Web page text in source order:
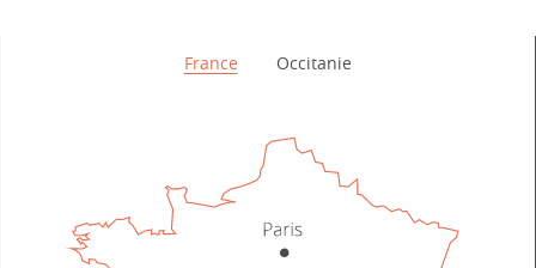
Comment venir ?
France Occitanie